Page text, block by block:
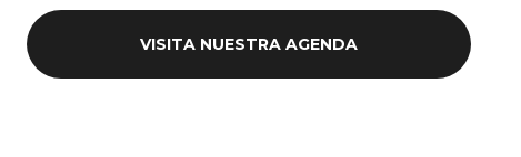
VISITA NUESTRA AGENDA